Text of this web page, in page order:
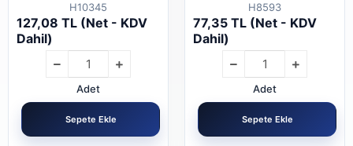
H10345
127,08 TL (Net - KDV
Dahil)
Adet
Sepete Ekle
H8593
77,35 TL (Net - KDV
Dahil)
Adet
Sepete Ekle